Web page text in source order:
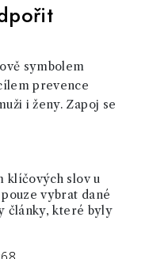
symbolem
prevence
i ženy. Zapoj se
klíčových slov u
vybrat dané
články, které byly